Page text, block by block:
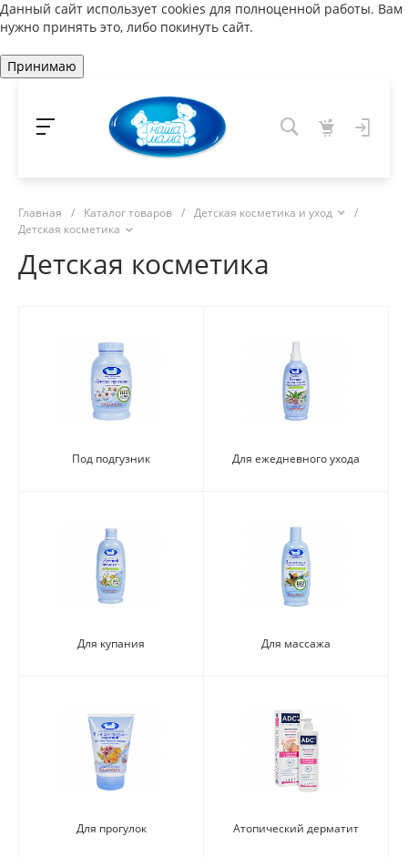
Данный сайт использует cookies для полноценной работы. Вам
нужно принять это, либо покинуть сайт.
Принимаю
Главная / Каталог товаров / Детская косметика и уход
/
Детская косметика
Детская косметика
Под подгузник Для ежедневного ухода
Для купания Для массажа
Для прогулок Атопический дерматит